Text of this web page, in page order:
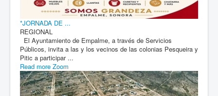
*JORNADA DE ...
REGIONAL
El Ayuntamiento de Empalme, a través de Servicios
Públicos, invita a las y los vecinos de las colonias Pesqueira y
Pitic a participar ...
Read more Zoom